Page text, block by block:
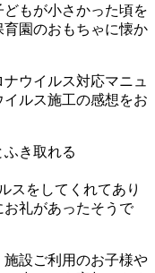
もが小さかった頃を
園のおもちゃに懐か
ウイルス対応マニュ
ルス施工の感想をお
ふき取れる
スをしてくれてあり
礼があったそうで
設ご利用のお子様や